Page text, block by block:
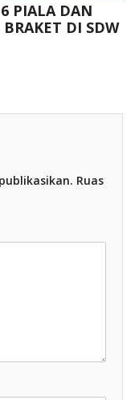
PIALA DAN
DI SDW
Ruas